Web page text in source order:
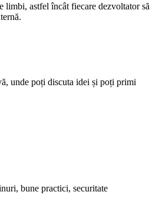
astfel încât fiecare dezvoltator să
unde poți discuta idei și poți primi
bune practici, securitate